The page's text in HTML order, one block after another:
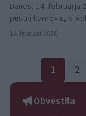
Danes, 14. februarja
pustni karneval, ki
prireditev na
14. februar 2026
1 2
Obvestila